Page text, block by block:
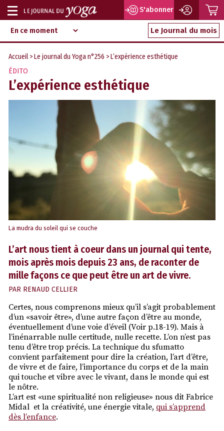
Aller
au
contenu
d‘information
indépendant
Afficher
ou
masquer
la
navigation
S'abonner
Le Journal du mois
Accueil >Le journal du Yoga n°256 > L’expérience esthétique
ÉDITO
L’expérience esthétique
La mudra du soleil qui se couche
L’art nous tient à coeur dans un journal qui tente,
mois après mois depuis 23 ans, de raconter de
mille façons ce que peut être un art de vivre.
PAR RENAUD CELLIER
Certes, nous comprenons mieux qu’il s’agit probablement
d’un «savoir être», d’une autre façon d’être au monde,
éventuellement d’une voie d’éveil (Voir p.18-19). Mais à
l’inénarrable nulle certitude, nulle recette. L’on n’est pas
tenu d’être trop précis. La technique du sfumatto
convient parfaitement pour dire la création, l’art d’être,
de vivre et de faire, l’importance du corps et de la main
qui touche et vibre avec le vivant, dans le monde qui est
le nôtre.
L’art est «une spiritualité non religieuse» nous dit Fabrice
Midal et la créativité, une énergie vitale, qui s’apprend
dès l’enfance.